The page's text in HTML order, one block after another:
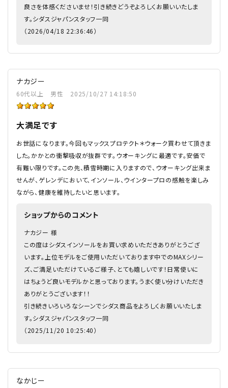
良さを体感くださいませ！引き続きどうぞよろしくお願いいたしま
す。シダスジャパンスタッフ一同
（2026/04/18 22:36:46）
ナカジー
60代以上 男性 2025/10/27 14:18:50
大満足です
お世話になります。今回もマックスプロテクト＊ウォーク買わせて頂きま
した。かかとの衝撃吸収が抜群です。ウオーキングに最適です。安価で
有難い限りです。この先、積雪時期に入りますので、ウオーキング出来ま
せんが、ゲレンデにおいて、インソール、ウインタープロの感触を楽しみ
ながら、健康を維持したいと思います。
ショップからのコメント
ナカジー 様
この度はシダスインソールをお買い求めいただきありがとうござ
います。上位モデルをご使用いただいております中でのMAXシリー
ズ、ご満足いただけているご様子、とても嬉しいです！日常使いに
はちょうど良いモデルかと思っております。うまく使い分けいただき
ありがとうございます！！
引き続きいろいろなシーンでシダス商品をよろしくお願いいたしま
す。シダスジャパンスタッフ一同
（2025/11/20 10:25:40）
なかじー